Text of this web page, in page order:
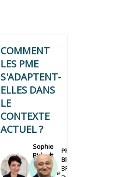
COMMENT
LES PME
S'ADAPTENT-
ELLES DANS
LE
CONTEXTE
ACTUEL ?
SB
Sophie
Bidault
Agricool
Directrice
PB
Philippe
Bloch
BFM